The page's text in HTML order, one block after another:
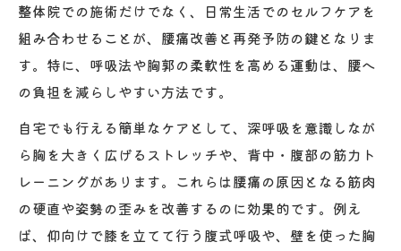
整体院での施術だけでなく、日常生活でのセルフケアを
組み合わせることが、腰痛改善と再発予防の鍵となりま
す。特に、呼吸法や胸郭の柔軟性を高める運動は、腰へ
の負担を減らしやすい方法です。
自宅でも行える簡単なケアとして、深呼吸を意識しなが
ら胸を大きく広げるストレッチや、背中・腹部の筋力ト
レーニングがあります。これらは腰痛の原因となる筋肉
の硬直や姿勢の歪みを改善するのに効果的です。例え
ば、仰向けで膝を立てて行う腹式呼吸や、壁を使った胸